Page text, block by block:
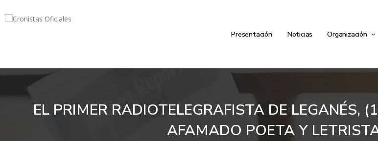
Presentación Noticias Organización
EL PRIMER RADIOTELEGRAFISTA DE LEGANÉS,
AFAMADO POETA Y